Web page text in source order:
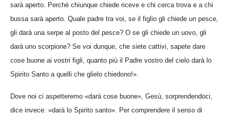
sarà aperto. Perché chiunque chiede riceve e chi cerca trova e a chi
bussa sarà aperto. Quale padre tra voi, se il figlio gli chiede un pesce,
gli darà una serpe al posto del pesce? O se gli chiede un uovo, gli
darà uno scorpione? Se voi dunque, che siete cattivi, sapete dare
cose buone ai vostri figli, quanto più il Padre vostro del cielo darà lo
Spirito Santo a quelli che glielo chiedono!».
Dove noi ci aspetteremo «darà cose buone», Gesù, sorprendendoci,
dice invece: «darà lo Spirito santo». Per comprendere il senso di